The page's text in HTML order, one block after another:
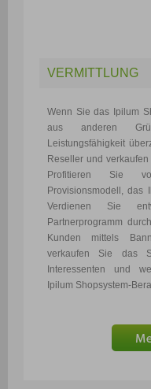
VERMITTLUNG
Wenn Sie das Ipilum
aus anderen
Leistungsfähigkeit
Reseller und
Profitieren Sie
Provisionsmodell, das
Verdienen Sie
Partnerprogramm
Kunden mittels
verkaufen Sie das
Interessenten und
Ipilum Shopsystem-